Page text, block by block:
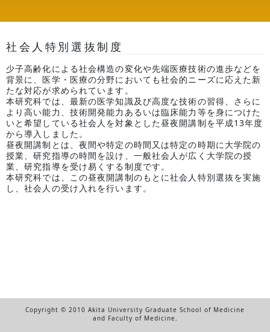
社会人特別選抜制度
少子高齢化による社会構造の変化や先端医療技術の進歩などを
背景に、医学・医療の分野においても社会的ニーズに応えた新
たな対応が求められています。
本研究科では、最新の医学知識及び高度な技術の習得、さらに
より高い能力、技術開発能力あるいは臨床能力等を身につけた
いと希望している社会人を対象とした昼夜開講制を平成13年度
から導入しました。
昼夜開講制とは、夜間や特定の時間又は特定の時期に大学院の
授業、研究指導の時間を設け、一般社会人が広く大学院の授
業、研究指導を受け易くする制度です。
本研究科では、この昼夜開講制のもとに社会人特別選抜を実施
し、社会人の受け入れを行います。
Copyright © 2010 Akita University Graduate School of Medicine
and Faculty of Medicine.